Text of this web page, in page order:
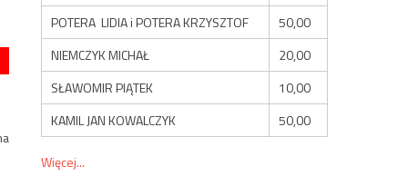
POTERA LIDIA i POTERA KRZYSZTOF
50,00
NIEMCZYK MICHAŁ
20,00
SŁAWOMIR PIĄTEK
10,00
KAMIL JAN KOWALCZYK
50,00
Więcej...